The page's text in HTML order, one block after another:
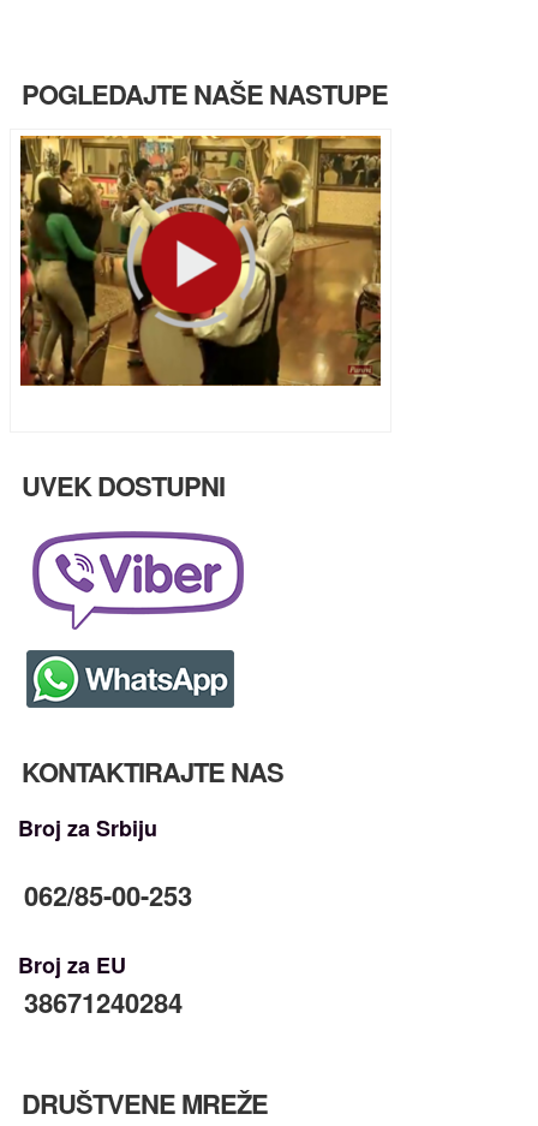
POGLEDAJTE NAŠE NASTUPE
UVEK DOSTUPNI
KONTAKTIRAJTE NAS
Broj za Srbiju
062/85-00-253
Broj za EU
38671240284
DRUŠTVENE MREŽE